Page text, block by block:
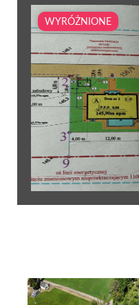
WYRÓŻNIONE